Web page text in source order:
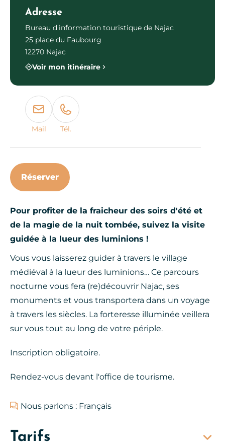
Pour profiter de la fraicheur des soirs d'été et
de la magie de la nuit tombée, suivez la visite
guidée à la lueur des luminions !
Vous vous laisserez guider à travers le village
médiéval à la lueur des luminions… Ce parcours
nocturne vous fera (re)découvrir Najac, ses
monuments et vous transportera dans un voyage
à travers les siècles. La forteresse illuminée veillera
sur vous tout au long de votre périple.
Inscription obligatoire.
Rendez-vous devant l'office de tourisme.
Nous parlons : Français
Tarifs
Adresse
Bureau d'information touristique de Najac
25 place du Faubourg
12270 Najac
Voir mon itinéraire
Mail Tél.
Réserver